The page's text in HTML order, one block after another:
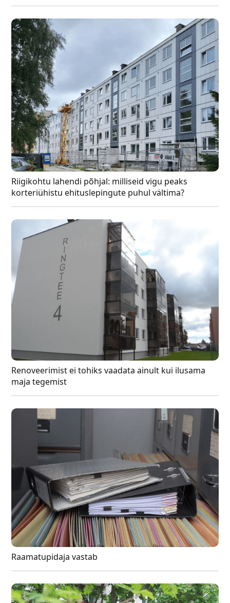
Riigikohtu lahendi põhjal: milliseid vigu peaks
korteriühistu ehituslepingute puhul vältima?
Renoveerimist ei tohiks vaadata ainult kui ilusama
maja tegemist
Raamatupidaja vastab